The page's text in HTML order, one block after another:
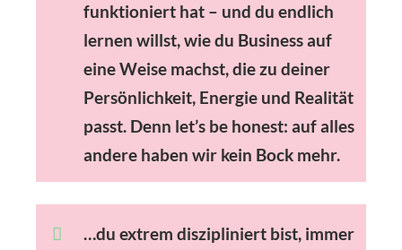
funktioniert hat – und du endlich
lernen willst, wie du Business auf
eine Weise machst, die zu deiner
Persönlichkeit, Energie und Realität
passt. Denn let’s be honest: auf alles
andere haben wir kein Bock mehr.
…du extrem diszipliniert bist, immer